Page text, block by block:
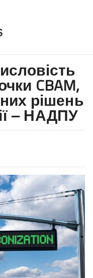
CBAM,
рішень
– НАДПУ